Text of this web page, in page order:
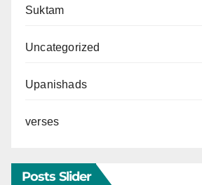
Suktam
Uncategorized
Upanishads
verses
Posts Slider